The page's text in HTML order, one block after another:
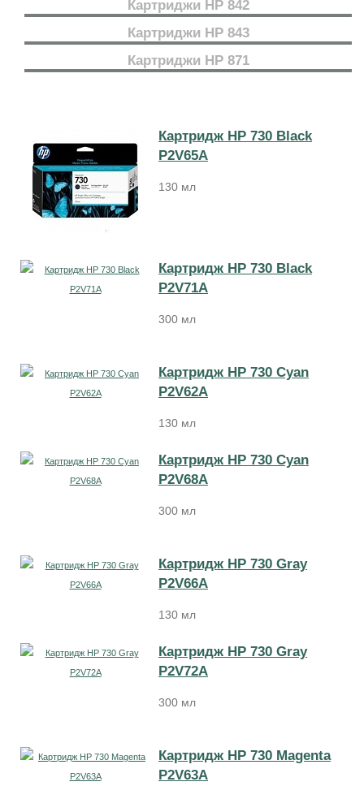
Картриджи HP 842
Картриджи HP 843
Картриджи HP 871
Картридж HP 730 Black
P2V65A
130 мл
Картридж HP 730 Black
P2V71A
300 мл
Картридж HP 730 Cyan
P2V62A
130 мл
Картридж HP 730 Cyan
P2V68A
300 мл
Картридж HP 730 Gray
P2V66A
130 мл
Картридж HP 730 Gray
P2V72A
300 мл
Картридж HP 730 Magenta
P2V63A